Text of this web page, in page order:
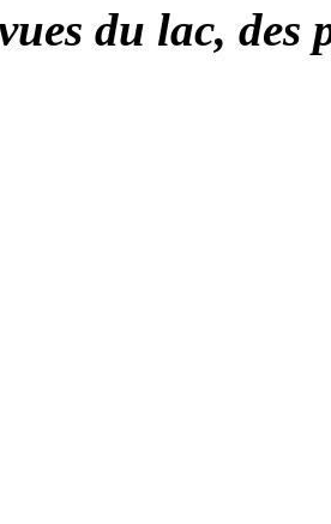
du lac, des